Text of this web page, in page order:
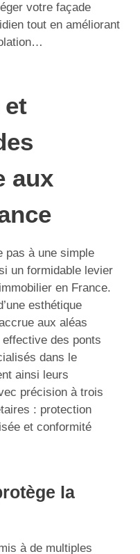
votre façade
tout en améliorant
et
aux
pas à une simple
un formidable levier
en France.
esthétique
aux aléas
des ponts
dans le
ainsi leurs
précision à trois
: protection
et conformité
la
à de multiples